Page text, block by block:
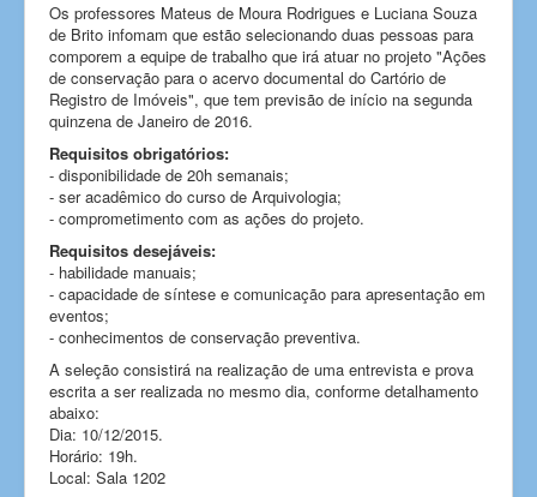
Os professores Mateus de Moura Rodrigues e Luciana Souza
de Brito infomam que estão selecionando duas pessoas para
comporem a equipe de trabalho que irá atuar no projeto "Ações
de conservação para o acervo documental do Cartório de
Registro de Imóveis", que tem previsão de início na segunda
quinzena de Janeiro de 2016.
Requisitos obrigatórios:
- disponibilidade de 20h semanais;
- ser acadêmico do curso de Arquivologia;
- comprometimento com as ações do projeto.
Requisitos desejáveis:
- habilidade manuais;
- capacidade de síntese e comunicação para apresentação em
eventos;
- conhecimentos de conservação preventiva.
A seleção consistirá na realização de uma entrevista e prova
escrita a ser realizada no mesmo dia, conforme detalhamento
abaixo:
Dia: 10/12/2015.
Horário: 19h.
Local: Sala 1202